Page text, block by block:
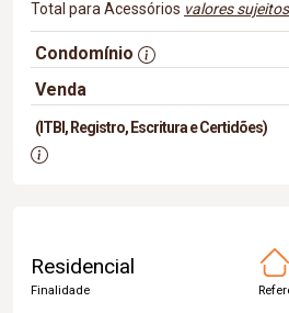
Total para Acessórios valores
Condomínio
Venda
(ITBI, Registro, Escritura e Certidões)
Residencial
Finalidade